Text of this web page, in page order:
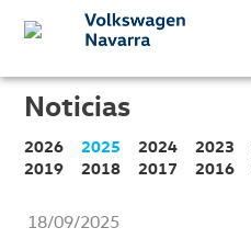
Noticias
2026 2025 2024 2023
2019
2018 2017 2016
18/09/2025